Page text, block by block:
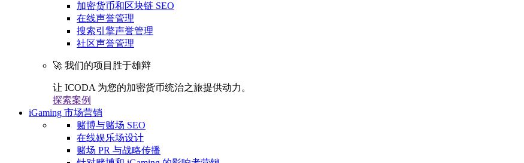
加密货币和区块链 SEO
在线声誉管理
搜索引擎声誉管理
社区声誉管理
🚀 我们的项目胜于雄辩
让 ICODA 为您的加密货币统治之旅提供动力。
探索案例
iGaming 市场营销
赌博与赌场 SEO
在线娱乐场设计
赌场 PR 与战略传播